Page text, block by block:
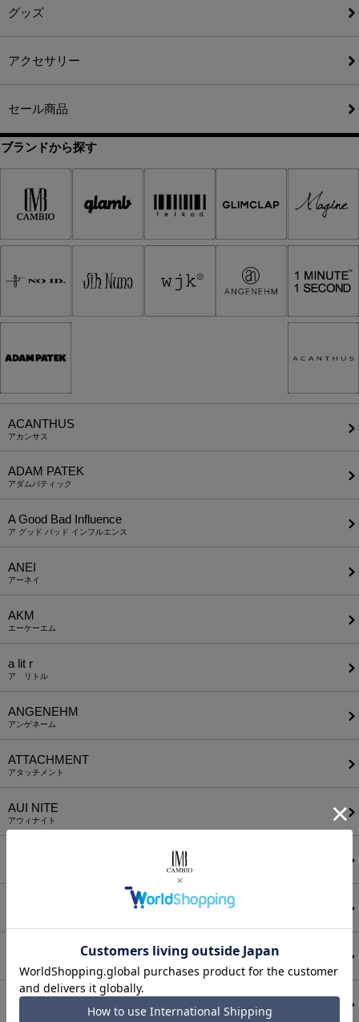
グッズ
アクセサリー
セール商品
ブランドから探す
ACANTHUS
アカンサス
ADAM PATEK
アダムパティック
A Good Bad Influence
ア グッド バッド インフルエンス
ANEI
アーネイ
AKM
エーケーエム
a lit r
ア リトル
ANGENEHM
アンゲネーム
ATTACHMENT
アタッチメント
AUI NITE
アウィナイト
C DIEM